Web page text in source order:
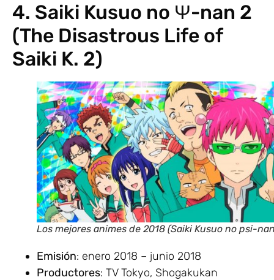
4. Saiki Kusuo no Ψ-nan 2
(The Disastrous Life of
Saiki K. 2)
Los mejores animes de 2018 (Saiki Kusuo no psi-
Emisión: enero 2018 – junio 2018
Productores: TV Tokyo, Shogakukan